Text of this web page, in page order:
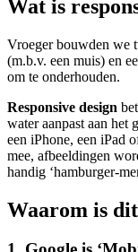
Wat is
Vroeger bouwden we
(m.b.v. een muis) en
om te onderhouden.
Responsive design
water aanpast aan
een iPhone, een iPad
mee, afbeeldingen
handig ‘hamburger-
Waarom is